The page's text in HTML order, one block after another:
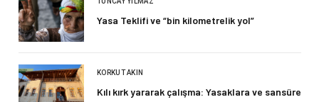
Yasa Teklifi ve “bin kilometrelik yol”
KORKUT AKIN
Kılı kırk yararak çalışma: Yasaklara ve sansüre